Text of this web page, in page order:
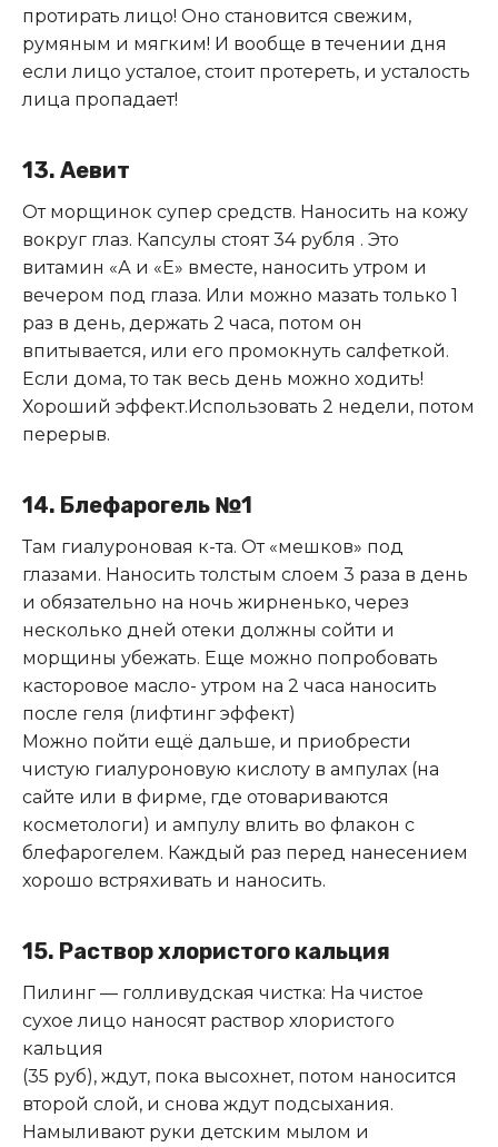
протирать лицо! Оно становится свежим,
румяным и мягким! И вообще в течении дня
если лицо усталое, стоит протереть, и усталость
лица пропадает!
13. Аевит
От морщинок супер средств. Наносить на кожу
вокруг глаз. Капсулы стоят 34 рубля . Это
витамин «А и «Е» вместе, наносить утром и
вечером под глаза. Или можно мазать только 1
раз в день, держать 2 часа, потом он
впитывается, или его промокнуть салфеткой.
Если дома, то так весь день можно ходить!
Хороший эффект.Использовать 2 недели, потом
перерыв.
14. Блефарогель №1
Там гиалуроновая к-та. От «мешков» под
глазами. Наносить толстым слоем 3 раза в день
и обязательно на ночь жирненько, через
несколько дней отеки должны сойти и
морщины убежать. Еще можно попробовать
касторовое масло- утром на 2 часа наносить
после геля (лифтинг эффект)
Можно пойти ещё дальше, и приобрести
чистую гиалуроновую кислоту в ампулах (на
сайте или в фирме, где отовариваются
косметологи) и ампулу влить во флакон с
блефарогелем. Каждый раз перед нанесением
хорошо встряхивать и наносить.
15. Раствор хлористого кальция
Пилинг — голливудская чистка: На чистое
сухое лицо наносят раствор хлористого
кальция
(35 руб), ждут, пока высохнет, потом наносится
второй слой, и снова ждут подсыхания.
Намыливают руки детским мылом и